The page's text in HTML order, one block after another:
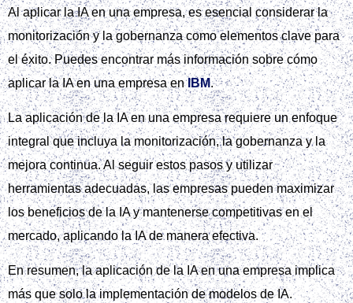
Al aplicar la IA en una empresa, es esencial considerar la
monitorización y la gobernanza como elementos clave para
el éxito. Puedes encontrar más información sobre cómo
aplicar la IA en una empresa enIBM.
La aplicación de la IA en una empresa requiere un enfoque
integral que incluya la monitorización, la gobernanza y la
mejora continua. Al seguir estos pasos y utilizar
herramientas adecuadas, las empresas pueden maximizar
los beneficios de la IA y mantenerse competitivas en el
mercado, aplicando la IA de manera efectiva.
En resumen, la aplicación de la IA en una empresa implica
más que solo la implementación de modelos de IA.